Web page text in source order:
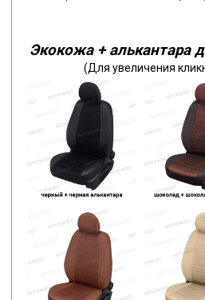
Экокожа + алькантара
(Для увеличения